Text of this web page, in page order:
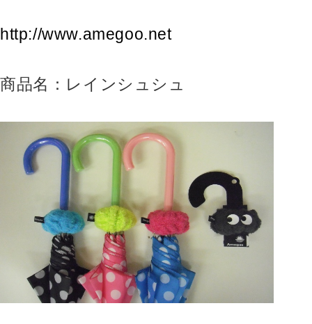
http://www.amegoo.net
商品名：レインシュシュ